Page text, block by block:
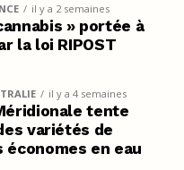
il y a 2 semaines
» portée à
la loi RIPOST
il y a 4 semaines
tente
variétés de
économes en eau